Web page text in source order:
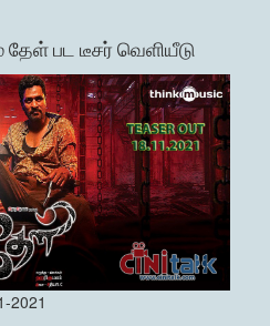
தேள் பட டீசர் வெளியீடு
2021